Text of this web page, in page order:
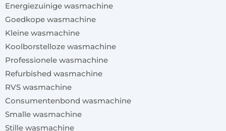
Energiezuinige wasmachine
Goedkope wasmachine
Kleine wasmachine
Koolborstelloze wasmachine
Professionele wasmachine
Refurbished wasmachine
RVS wasmachine
Consumentenbond wasmachine
Smalle wasmachine
Stille wasmachine